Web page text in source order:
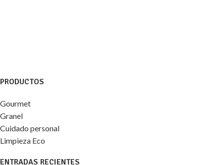
PRODUCTOS
Gourmet
Granel
Cuidado personal
Limpieza Eco
ENTRADAS RECIENTES